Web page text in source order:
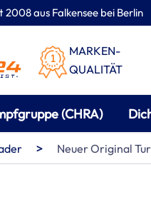
aus Falkensee bei Berlin
MARKEN-
QUALITÄT
(CHRA)
> Neuer Original